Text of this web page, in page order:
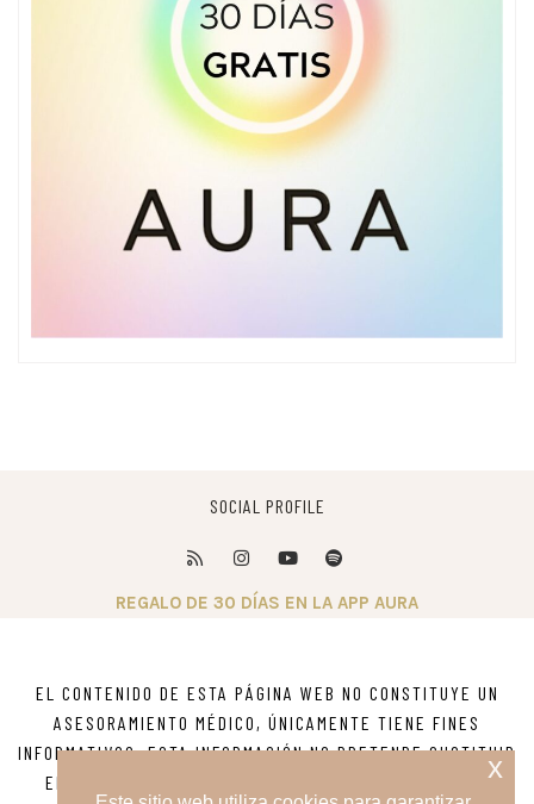
x
SOCIAL PROFILE
REGALO DE 30 DÍAS EN LA APP AURA
EL CONTENIDO DE ESTA PÁGINA WEB NO CONSTITUYE UN
ASESORAMIENTO MÉDICO, ÚNICAMENTE TIENE FINES
INFORMATIVOS. ESTA INFORMACIÓN NO PRETENDE SUSTITUIR
EL ASESORAMIENTO, DIAGNOSTICO O TRATAMIENTO DE